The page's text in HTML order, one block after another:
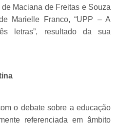
Maciana de Freitas e Souza
Marielle Franco, “UPP – A
letras”, resultado da sua
o debate sobre a educação
referenciada em âmbito